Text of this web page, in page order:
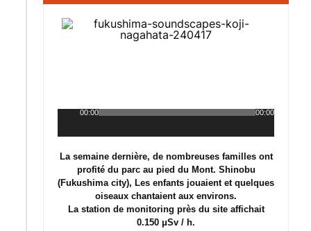
Lecteur
00:00 00:00
La semaine dernière, de nombreuses familles ont
profité du parc au pied du Mont. Shinobu
(Fukushima city), Les enfants jouaient et quelques
oiseaux chantaient aux environs.
La station de monitoring près du site affichait
0.150 μSv / h.